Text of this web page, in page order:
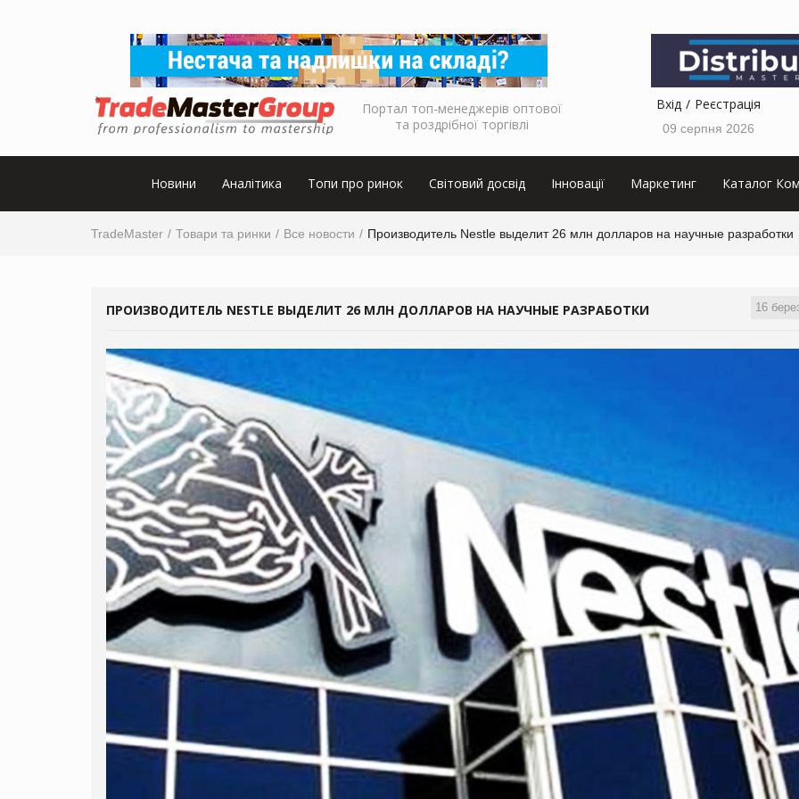
Портал топ-менеджерів оптової
та роздрібної торгівлі
Вхід Реєстрація
09 серпня 2026
Новини Аналітика Топи про ринок Світовий досвід Інновації Маркетинг Каталог
TradeMaster Товари та ринки Все новости Производитель Nestle выделит 26 млн долларов на научные разработки
16
ПРОИЗВОДИТЕЛЬ NESTLE ВЫДЕЛИТ 26 МЛН ДОЛЛАРОВ НА НАУЧНЫЕ РАЗРАБОТКИ